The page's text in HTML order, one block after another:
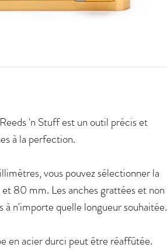
'n Stuff est un outil précis et
à la perfection.
vous pouvez sélectionner la
80 mm. Les anches grattées et non
n'importe quelle longueur souhaitée.
en acier durci peut être réaffûtée.